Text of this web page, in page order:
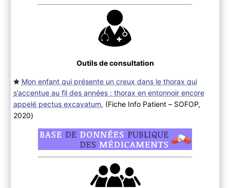
Outils de consultation
Mon enfant qui présente un creux dans le thorax qui
s’accentue au fil des années : thorax en entonnoir encore
appelé pectus excavatum. (Fiche Info Patient – SOFOP,
2020)